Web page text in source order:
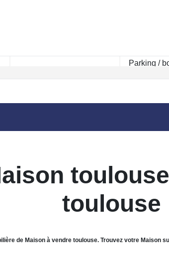
toulouse
de Maison à vendre toulouse. Trouvez votre Maison